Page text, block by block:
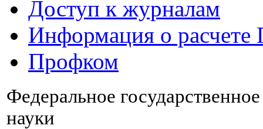
Доступ к журналам
Информация о
Профком
Федеральное
науки